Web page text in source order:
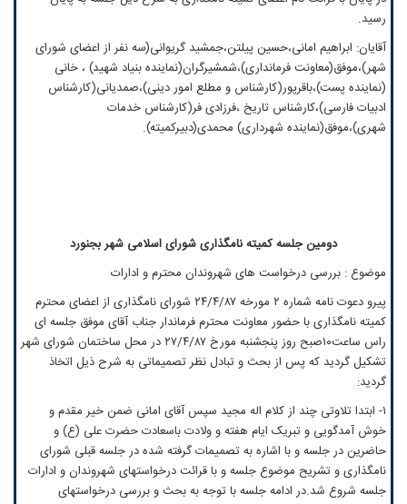
رسید.
آقایان: ابراهیم امانی،حسین پیلتن،جمشید گریوانی(سه نفر از اعضای شورای
شهر)،موفق(معاونت فرمانداری)،شمشیرگران(نماینده بنیاد شهید) ، خانی
(نماینده پست)،باقرپور(کارشناس و مطلع امور دینی)،صمدیانی(کارشناس
ادبیات فارسی)،کارشناس تاریخ ،فرزادی فر(کارشناس خدمات
شهری)،موفق(نماینده شهرداری) محمدی(دبیرکمیته).
دومین جلسه کمیته نامگذاری شورای اسلامی شهر بجنورد
موضوع : بررسی درخواست های شهروندان محترم و ادارات
پیرو دعوت نامه شماره ۲ مورخه ۲۴/۴/۸۷ شورای نامگذاری از اعضای محترم
کمیته نامگذاری با حضور معاونت محترم فرماندار جناب آقای موفق جلسه ای
راس ساعت۱۰صبح روز پنجشنبه مورخ ۲۷/۴/۸۷ در محل ساختمان شورای شهر
تشکیل گردید که پس از بحث و تبادل نظر تصمیماتی به شرح ذیل اتخاذ
گردید:
۱- ابتدا تلاوتی چند از کلام اله مجید سپس آقای امانی ضمن خیر مقدم و
خوش آمدگویی و تبریک ایام هفته و ولادت باسعادت حضرت علی (ع) و
حاضرین در جلسه و با اشاره به تصمیمات گرفته شده در جلسه قبلی شورای
نامگذاری و تشریح موضوع جلسه و با قرائت درخواستهای شهروندان و ادارات
جلسه شروع شد.در ادامه جلسه با توجه به بحث و بررسی درخواستهای